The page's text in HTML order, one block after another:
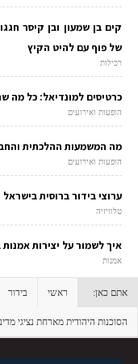
של פוף עם להיט הקיץ
רכילות
כרטיסים למונדיאל: כל מה
הופעות ואירועים
מה המשמעות ההלכתית
הופעות ואירועים
ערוצי בידור ברוסית בישראל
טלוויזיה
איך לשמור על יצירות אמנות ב-2025? המדריך המלא לאחסון
אמנות
אתם כאן: ראשי בידור
הסוכנות היהודית מארחת נציגי